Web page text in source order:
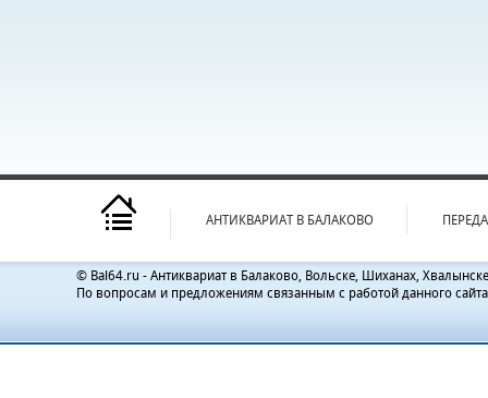
АНТИКВАРИАТ В БАЛАКОВО
© Bal64.ru - Антиквариат в Балаково, Вольске, Шиханах,
По вопросам и предложениям связанным с работой данного